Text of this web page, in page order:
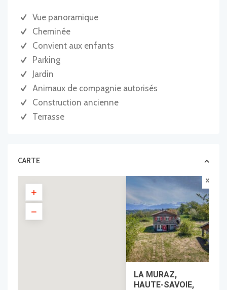
Vue panoramique
Cheminée
Convient aux enfants
Parking
Jardin
Animaux de compagnie autorisés
Construction ancienne
Terrasse
CARTE
LA MURAZ,
HAUTE-SAVOIE,